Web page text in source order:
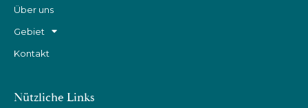
Über uns
Gebiet
Kontakt
Nützliche Links